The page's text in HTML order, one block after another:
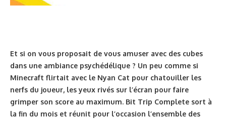
Et si on vous proposait de vous amuser avec des cubes
dans une ambiance psychédélique ? Un peu comme si
Minecraft flirtait avec le Nyan Cat pour chatouiller les
nerfs du joueur, les yeux rivés sur l’écran pour faire
grimper son score au maximum. Bit Trip Complete sort à
la fin du mois et réunit pour l’occasion l’ensemble des